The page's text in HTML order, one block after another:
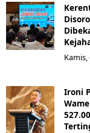
Kamis,
Ironi